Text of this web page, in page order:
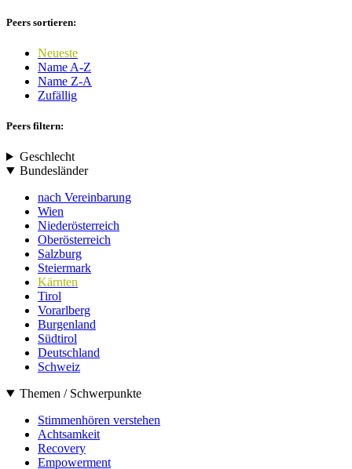
Peers sortieren:
Neueste
Name A-Z
Name Z-A
Zufällig
Peers filtern:
Geschlecht
Bundesländer
nach Vereinbarung
Wien
Niederösterreich
Oberösterreich
Salzburg
Steiermark
Kärnten
Tirol
Vorarlberg
Burgenland
Südtirol
Deutschland
Schweiz
Themen / Schwerpunkte
Stimmenhören verstehen
Achtsamkeit
Recovery
Empowerment